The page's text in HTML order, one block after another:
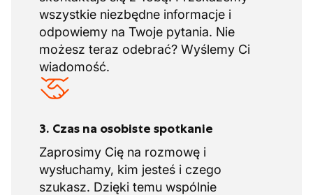
wszystkie niezbędne informacje i
odpowiemy na Twoje pytania. Nie
możesz teraz odebrać? Wyślemy Ci
wiadomość.
3. Czas na osobiste spotkanie
Zaprosimy Cię na rozmowę i
wysłuchamy, kim jesteś i czego
szukasz. Dzięki temu wspólnie